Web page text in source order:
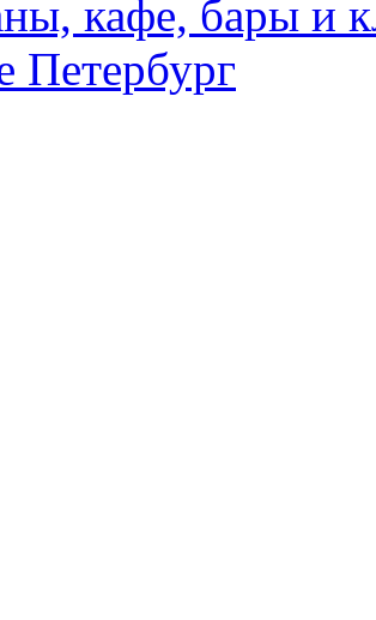
кафе, бары и
Петербург